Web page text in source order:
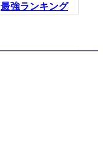
最強ランキング